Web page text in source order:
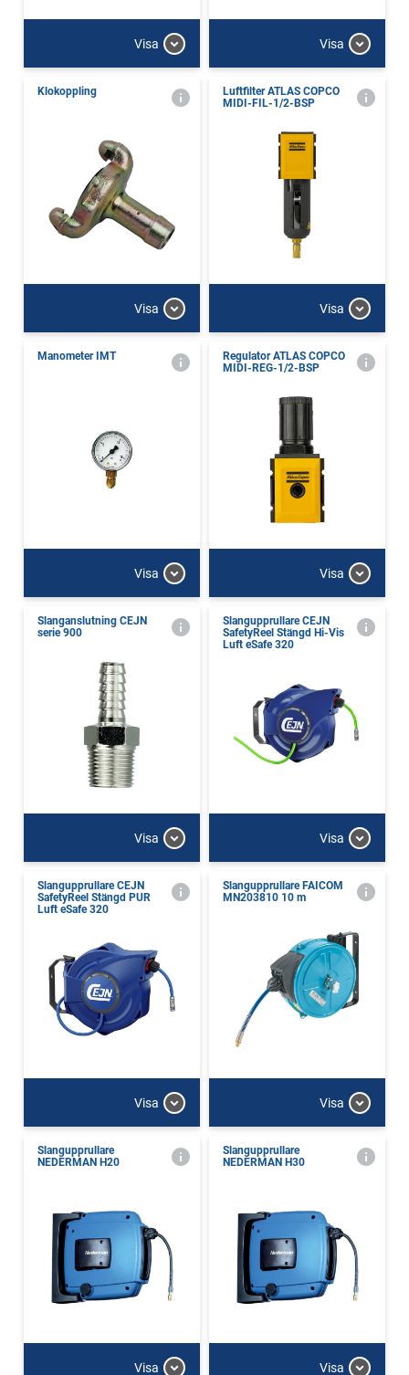
Visa Visa
Klokoppling
Visa
Luftfilter ATLAS COPCO
MIDI-FIL-1/2-BSP
Visa
Manometer IMT
Visa
Regulator ATLAS COPCO
MIDI-REG-1/2-BSP
Visa
Slanganslutning CEJN
serie 900
Visa
Slangupprullare CEJN
SafetyReel Stängd Hi-Vis
Luft eSafe 320
Visa
Slangupprullare CEJN
SafetyReel Stängd PUR
Luft eSafe 320
Visa
Slangupprullare FAICOM
MN203810 10 m
Visa
Slangupprullare
NEDERMAN H20
Visa
Slangupprullare
NEDERMAN H30
Visa